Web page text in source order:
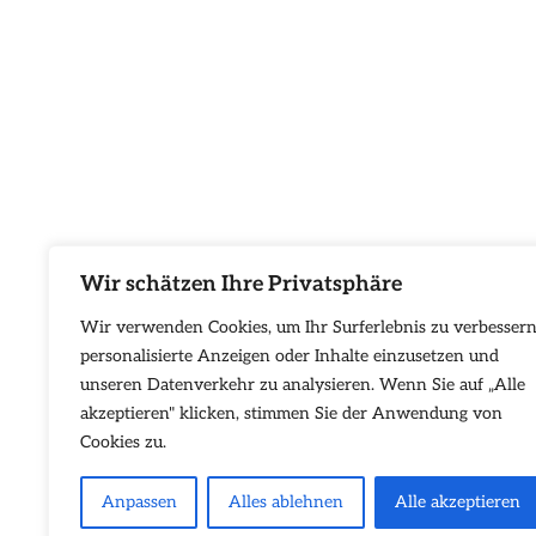
Wir schätzen Ihre Privatsphäre
Wir verwenden Cookies, um Ihr Surferlebnis zu
personalisierte Anzeigen oder Inhalte einzusetzen und
unseren Datenverkehr zu analysieren. Wenn Sie auf „Alle
akzeptieren" klicken, stimmen Sie der Anwendung von
Cookies zu.
Anpassen Alles ablehnen Alle akzeptieren